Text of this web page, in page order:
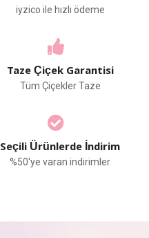
iyzico ile hızlı ödeme
Taze Çiçek Garantisi
Tüm Çiçekler Taze
Seçili Ürünlerde İndirim
%50'ye varan indirimler